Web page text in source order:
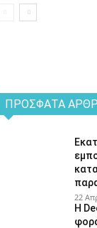
ΠΡΌΣΦΑΤΑ
22
Η